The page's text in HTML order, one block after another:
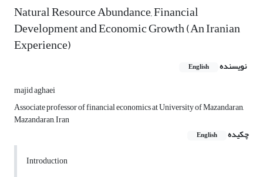
Natural Resource Abundance, Financial
Development and Economic Growth (An Iranian
Experience)
نویسنده English
majid aghaei
Associate professor of financial economics at University of Mazandaran,
Mazandaran, Iran
چکیده
English
Introduction